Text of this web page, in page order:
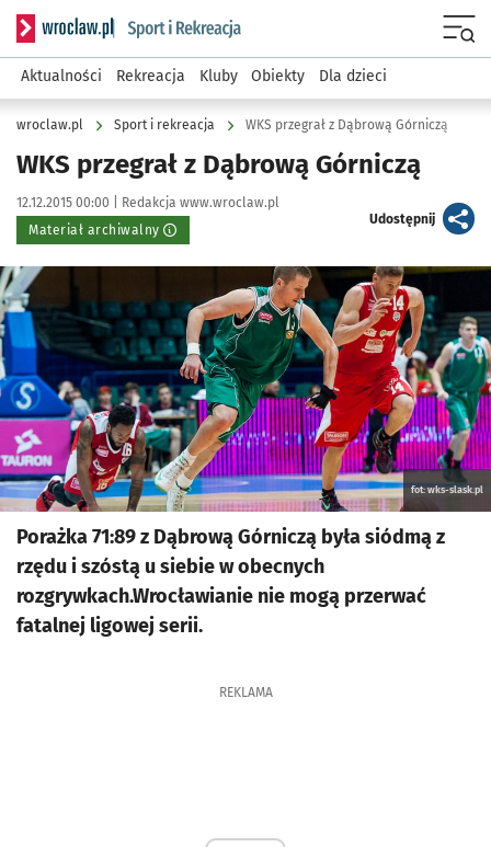
Serwis informacyjny wroclaw.pl podserwis: Sport i rekreacja
Aktualności Rekreacja Kluby Obiekty Dla dzieci
wroclaw.pl Sport i rekreacja WKS przegrał z Dąbrową Górniczą
WKS przegrał z Dąbrową Górniczą
Data publikacji:
12.12.2015 00:00 | Autor:
Redakcja www.wroclaw.pl
Materiał archiwalny
Udostępnijartykuł
Kliknij, aby powiększyć
fot: wks-slask.pl
Porażka 71:89 z Dąbrową Górniczą była siódmą z
rzędu i szóstą u siebie w obecnych
rozgrywkach.Wrocławianie nie mogą przerwać
fatalnej ligowej serii.
REKLAMA